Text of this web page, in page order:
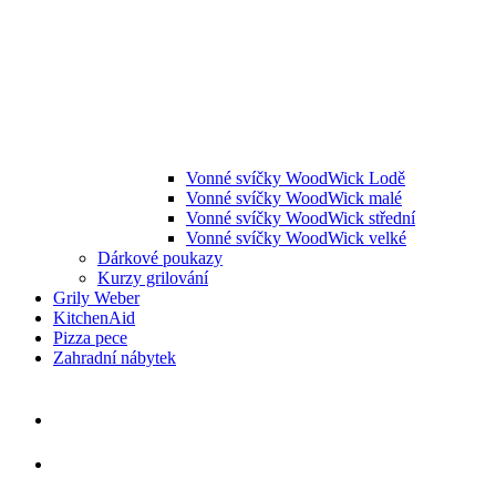
Vonné svíčky WoodWick Lodě
Vonné svíčky WoodWick malé
Vonné svíčky WoodWick střední
Vonné svíčky WoodWick velké
Dárkové poukazy
Kurzy grilování
Grily Weber
KitchenAid
Pizza pece
Zahradní nábytek